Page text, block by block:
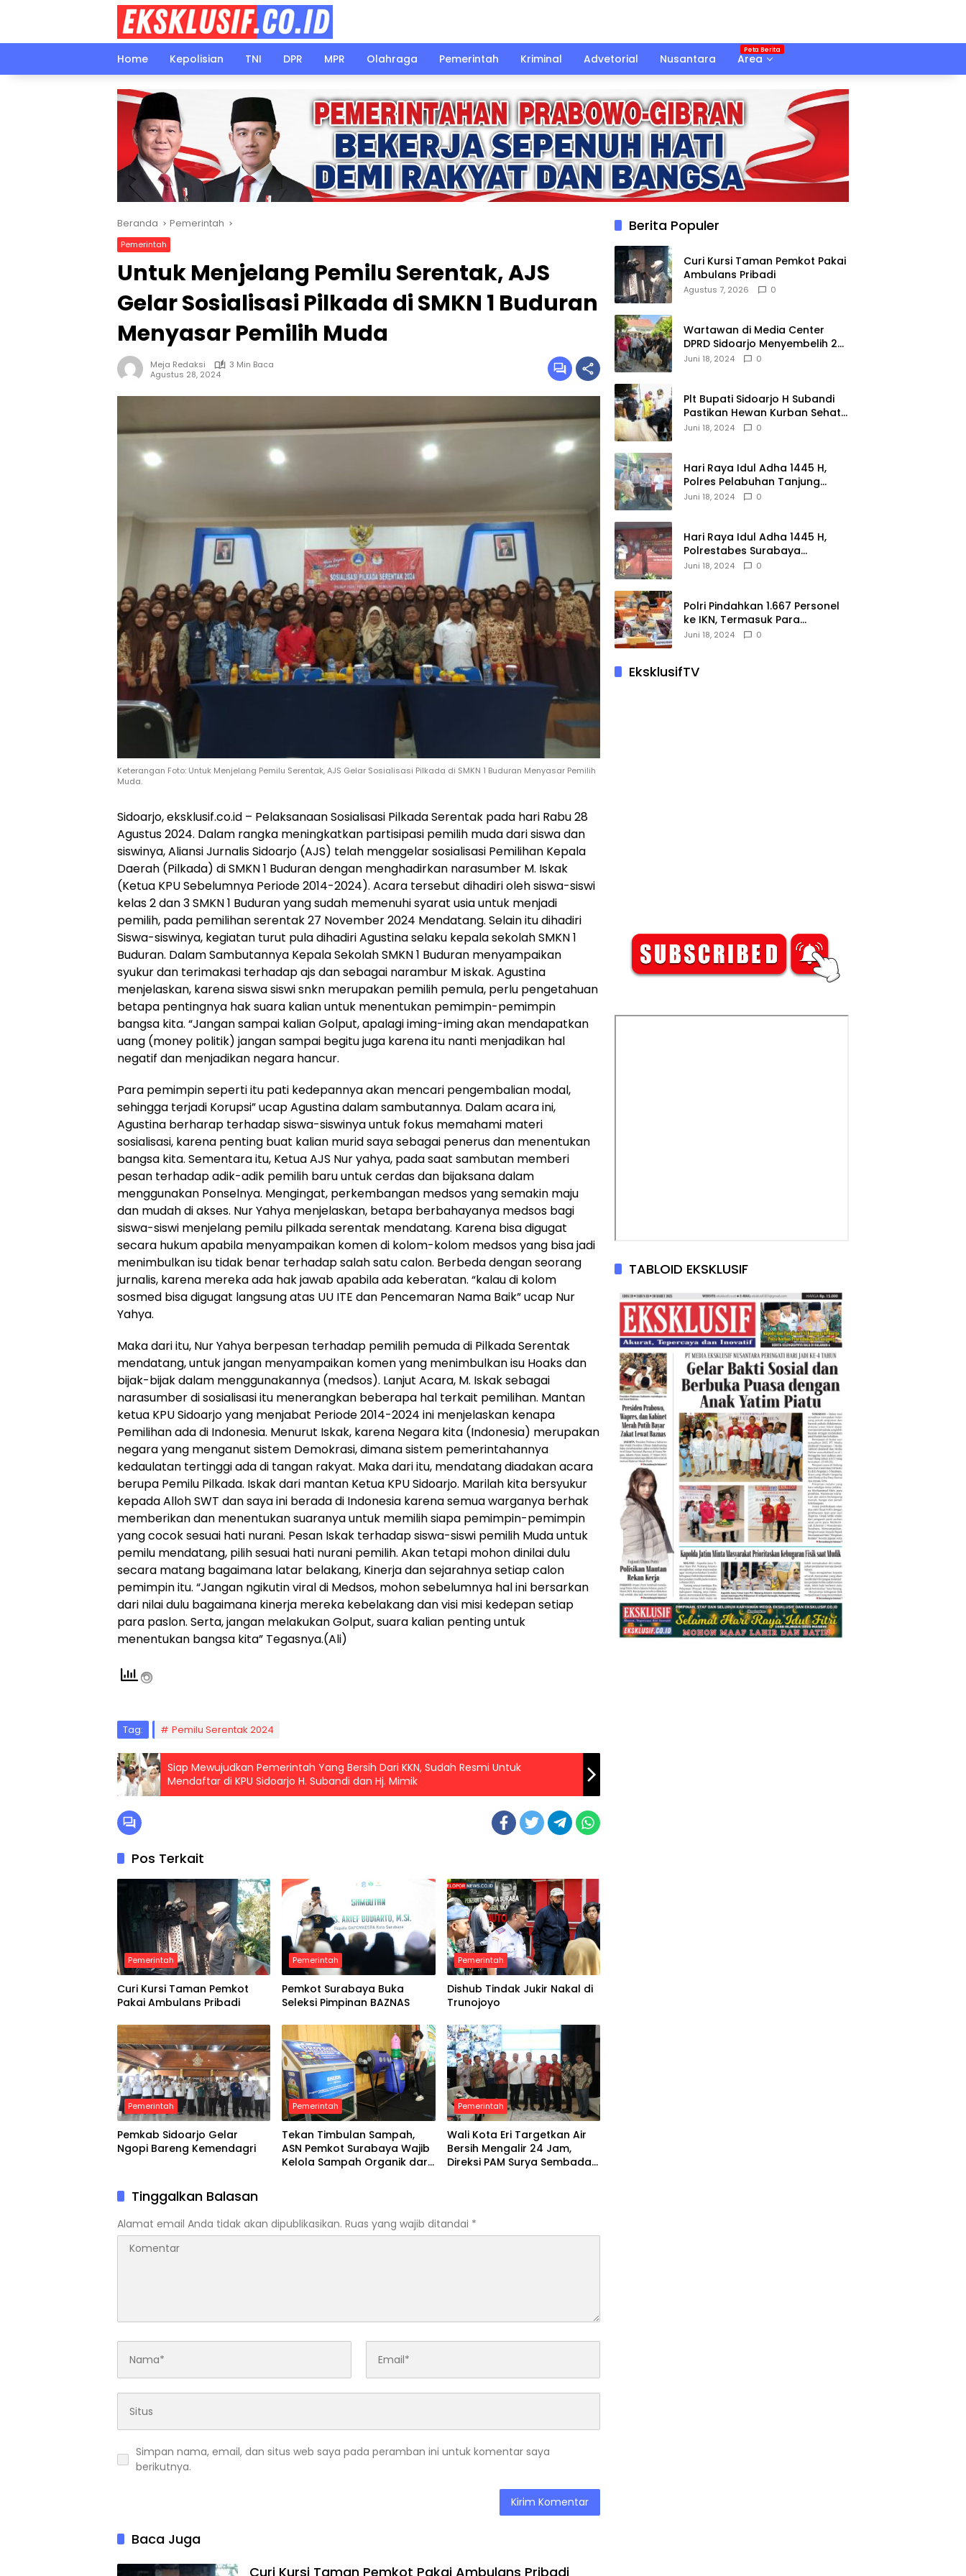
Home
Kepolisian TNI DPR MPR Olahraga Pemerintah Kriminal Advetorial Nusantara Area
Beranda Pemerintah
Pemerintah
Untuk Menjelang Pemilu Serentak, AJS
Gelar Sosialisasi Pilkada di SMKN 1 Buduran
Menyasar Pemilih Muda
Meja Redaksi
3 Min Baca
Agustus 28, 2024
Keterangan Foto: Untuk Menjelang Pemilu Serentak, AJS Gelar Sosialisasi Pilkada di SMKN 1 Buduran Menyasar Pemilih
Muda.
Sidoarjo, eksklusif.co.id – Pelaksanaan Sosialisasi Pilkada Serentak pada hari Rabu 28
Agustus 2024. Dalam rangka meningkatkan partisipasi pemilih muda dari siswa dan
siswinya, Aliansi Jurnalis Sidoarjo (AJS) telah menggelar sosialisasi Pemilihan Kepala
Daerah (Pilkada) di SMKN 1 Buduran dengan menghadirkan narasumber M. Iskak
(Ketua KPU Sebelumnya Periode 2014-2024). Acara tersebut dihadiri oleh siswa-siswi
kelas 2 dan 3 SMKN 1 Buduran yang sudah memenuhi syarat usia untuk menjadi
pemilih, pada pemilihan serentak 27 November 2024 Mendatang. Selain itu dihadiri
Siswa-siswinya, kegiatan turut pula dihadiri Agustina selaku kepala sekolah SMKN 1
Buduran. Dalam Sambutannya Kepala Sekolah SMKN 1 Buduran menyampaikan
syukur dan terimakasi terhadap ajs dan sebagai narambur M iskak. Agustina
menjelaskan, karena siswa siswi snkn merupakan pemilih pemula, perlu pengetahuan
betapa pentingnya hak suara kalian untuk menentukan pemimpin-pemimpin
bangsa kita. “Jangan sampai kalian Golput, apalagi iming-iming akan mendapatkan
uang (money politik) jangan sampai begitu juga karena itu nanti menjadikan hal
negatif dan menjadikan negara hancur.
Para pemimpin seperti itu pati kedepannya akan mencari pengembalian modal,
sehingga terjadi Korupsi” ucap Agustina dalam sambutannya. Dalam acara ini,
Agustina berharap terhadap siswa-siswinya untuk fokus memahami materi
sosialisasi, karena penting buat kalian murid saya sebagai penerus dan menentukan
bangsa kita. Sementara itu, Ketua AJS Nur yahya, pada saat sambutan memberi
pesan terhadap adik-adik pemilih baru untuk cerdas dan bijaksana dalam
menggunakan Ponselnya. Mengingat, perkembangan medsos yang semakin maju
dan mudah di akses. Nur Yahya menjelaskan, betapa berbahayanya medsos bagi
siswa-siswi menjelang pemilu pilkada serentak mendatang. Karena bisa digugat
secara hukum apabila menyampaikan komen di kolom-kolom medsos yang bisa jadi
menimbulkan isu tidak benar terhadap salah satu calon. Berbeda dengan seorang
jurnalis, karena mereka ada hak jawab apabila ada keberatan. “kalau di kolom
sosmed bisa digugat langsung atas UU ITE dan Pencemaran Nama Baik” ucap Nur
Yahya.
Maka dari itu, Nur Yahya berpesan terhadap pemilih pemuda di Pilkada Serentak
mendatang, untuk jangan menyampaikan komen yang menimbulkan isu Hoaks dan
bijak-bijak dalam menggunakannya (medsos). Lanjut Acara, M. Iskak sebagai
narasumber di sosialisasi itu menerangkan beberapa hal terkait pemilihan. Mantan
ketua KPU Sidoarjo yang menjabat Periode 2014-2024 ini menjelaskan kenapa
Pemilihan ada di Indonesia. Menurut Iskak, karena Negara kita (Indonesia) merupakan
negara yang menganut sistem Demokrasi, dimana sistem pemerintahannya
kedaulatan tertinggi ada di tangan rakyat. Maka dari itu, mendatang diadakan acara
berupa Pemilu Pilkada. Iskak dari mantan Ketua KPU Sidoarjo. Marilah kita bersyukur
kepada Alloh SWT dan saya ini berada di Indonesia karena semua warganya berhak
memberikan dan menentukan suaranya untuk memilih siapa pemimpin-pemimpin
yang cocok sesuai hati nurani. Pesan Iskak terhadap siswa-siswi pemilih Muda untuk
pemilu mendatang, pilih sesuai hati nurani pemilih. Akan tetapi mohon dinilai dulu
secara matang bagaimana latar belakang, Kinerja dan sejarahnya setiap calon
pemimpin itu. “Jangan ngikutin viral di Medsos, mohon sebelumnya hal ini bersarkan
dari nilai dulu bagaimana kinerja mereka kebelakang dan visi misi kedepan setiap
para paslon. Serta, jangan melakukan Golput, suara kalian penting untuk
menentukan bangsa kita” Tegasnya.(Ali)
Tag: Pemilu Serentak 2024
Siap Mewujudkan Pemerintah Yang Bersih Dari KKN, Sudah Resmi Untuk
Mendaftar di KPU Sidoarjo H. Subandi dan Hj. Mimik
Pos Terkait
Pemerintah
Curi Kursi Taman Pemkot
Pakai Ambulans Pribadi
Pemerintah
Pemkot Surabaya Buka
Seleksi Pimpinan BAZNAS
Pemerintah
Dishub Tindak Jukir Nakal di
Trunojoyo
Pemerintah
Pemkab Sidoarjo Gelar
Ngopi Bareng Kemendagri
Pemerintah
Tekan Timbulan Sampah,
ASN Pemkot Surabaya Wajib
Kelola Sampah Organik dari
Pemerintah
Wali Kota Eri Targetkan Air
Bersih Mengalir 24 Jam,
Direksi PAM Surya Sembada
Tinggalkan Balasan
Alamat email Anda tidak akan dipublikasikan. Ruas yang wajib ditandai *
Simpan nama, email, dan situs web saya pada peramban ini untuk komentar saya
berikutnya.
Baca Juga
Curi Kursi Taman Pemkot Pakai Ambulans Pribadi
Berita Populer
Curi Kursi Taman Pemkot Pakai
Ambulans Pribadi
Agustus 7, 2026 0
Wartawan di Media Center
DPRD Sidoarjo Menyembelih 2
Ekor Kambing
Juni 18, 2024 0
Plt Bupati Sidoarjo H Subandi
Pastikan Hewan Kurban Sehat
dan Aman
Juni 18, 2024 0
Hari Raya Idul Adha 1445 H,
Polres Pelabuhan Tanjung
Perak Salurkan 49 Hewan
Juni 18, 2024 0
Hari Raya Idul Adha 1445 H,
Polrestabes Surabaya
Menerima dan Menyalurkan
Juni 18, 2024 0
Polri Pindahkan 1.667 Personel
ke IKN, Termasuk Para
Jenderal.
Juni 18, 2024 0
EksklusifTV
TABLOID EKSKLUSIF